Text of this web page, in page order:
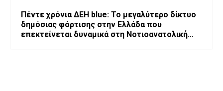
Πέντε χρόνια ΔΕΗ blue: Το μεγαλύτερο δίκτυο
δημόσιας φόρτισης στην Ελλάδα που
επεκτείνεται δυναμικά στη Νοτιοανατολική